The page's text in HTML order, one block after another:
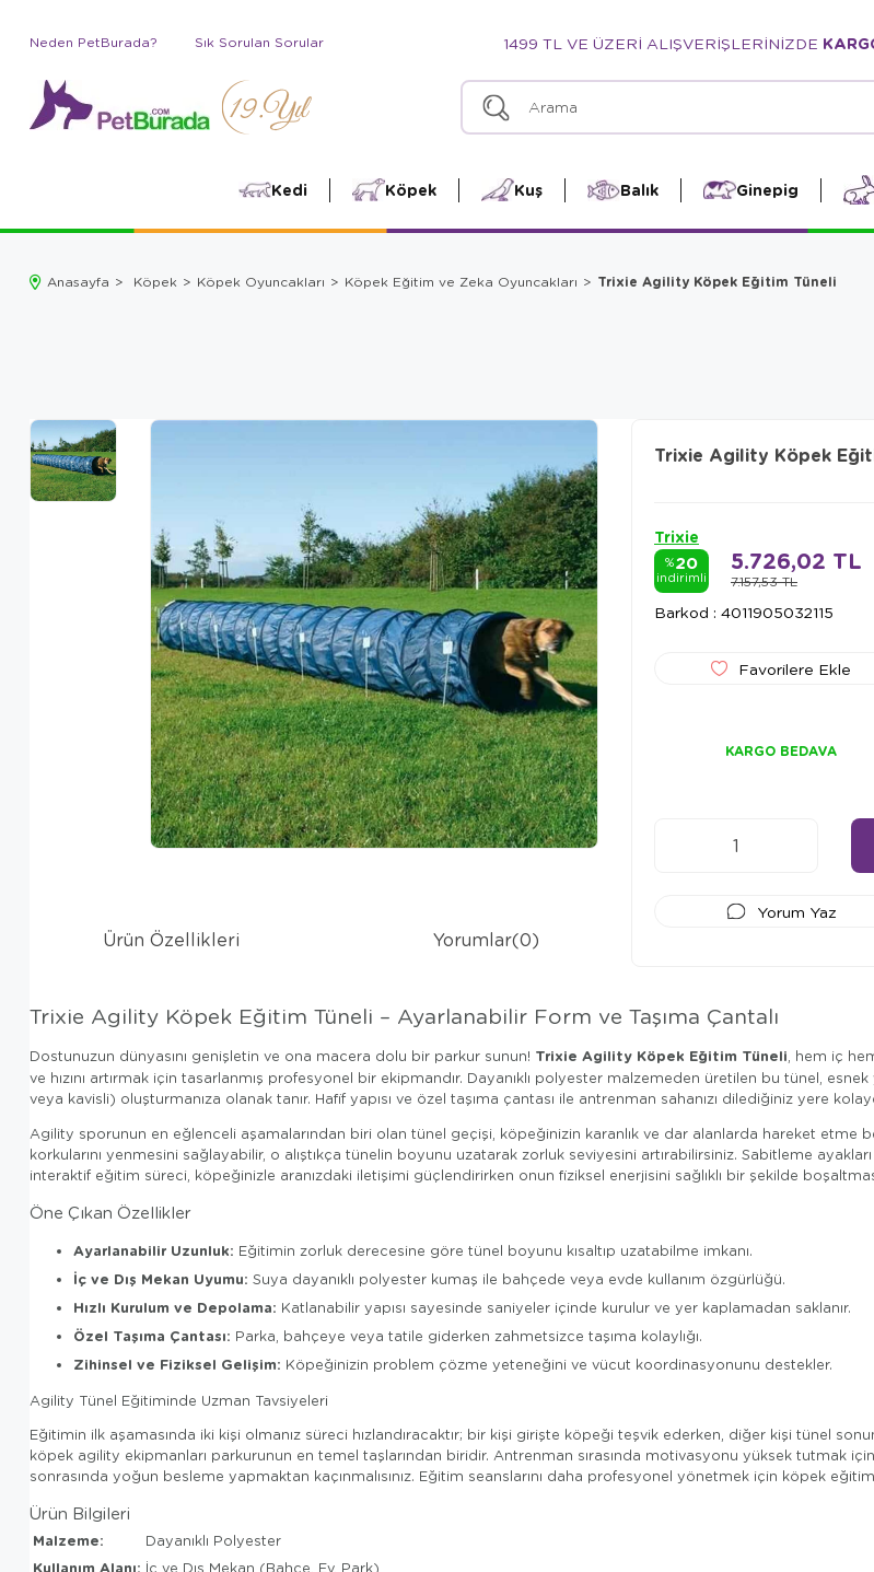
Neden PetBurada? Sık Sorulan Sorular 1499 TL VE ÜZERİ ALIŞVERİŞLERİNİZDE
Kedi Köpek Kuş Balık Ginepig
Anasayfa Köpek Köpek Oyuncakları Köpek Eğitim ve Zeka Oyuncakları Trixie Agility Köpek Eğitim Tüneli
Trixie Agility Köpek
Trixie
%20
indirimli 7.157,53 TL
5.726,02 TL
Barkod : 4011905032115
Favorilere Ekle
KARGO BEDAVA
Yorum Yaz
Ürün Özellikleri Yorumlar(0)
Trixie Agility Köpek Eğitim Tüneli – Ayarlanabilir Form ve Taşıma Çantalı
Dostunuzun dünyasını genişletin ve ona macera dolu bir parkur sunun! Trixie Agility Köpek Eğitim Tüneli, hem iç
ve hızını artırmak için tasarlanmış profesyonel bir ekipmandır. Dayanıklı polyester malzemeden üretilen bu tünel,
veya kavisli) oluşturmanıza olanak tanır. Hafif yapısı ve özel taşıma çantası ile antrenman sahanızı dilediğiniz yere
Agility sporunun en eğlenceli aşamalarından biri olan tünel geçişi, köpeğinizin karanlık ve dar alanlarda hareket etme
korkularını yenmesini sağlayabilir, o alıştıkça tünelin boyunu uzatarak zorluk seviyesini artırabilirsiniz. Sabitleme
interaktif eğitim süreci, köpeğinizle aranızdaki iletişimi güçlendirirken onun fiziksel enerjisini sağlıklı bir şekilde
Öne Çıkan Özellikler
Ayarlanabilir Uzunluk: Eğitimin zorluk derecesine göre tünel boyunu kısaltıp uzatabilme imkanı.
İç ve Dış Mekan Uyumu: Suya dayanıklı polyester kumaş ile bahçede veya evde kullanım özgürlüğü.
Hızlı Kurulum ve Depolama: Katlanabilir yapısı sayesinde saniyeler içinde kurulur ve yer kaplamadan saklanır.
Özel Taşıma Çantası: Parka, bahçeye veya tatile giderken zahmetsizce taşıma kolaylığı.
Zihinsel ve Fiziksel Gelişim: Köpeğinizin problem çözme yeteneğini ve vücut koordinasyonunu destekler.
Agility Tünel Eğitiminde Uzman Tavsiyeleri
Eğitimin ilk aşamasında iki kişi olmanız süreci hızlandıracaktır; bir kişi girişte köpeği teşvik ederken, diğer kişi tünel
köpek agility ekipmanları parkurunun en temel taşlarından biridir. Antrenman sırasında motivasyonu yüksek tutmak
sonrasında yoğun besleme yapmaktan kaçınmalısınız. Eğitim seanslarını daha profesyonel yönetmek için köpek
Ürün Bilgileri
Malzeme: Dayanıklı Polyester
Kullanım Alanı: İç ve Dış Mekan (Bahçe, Ev, Park)